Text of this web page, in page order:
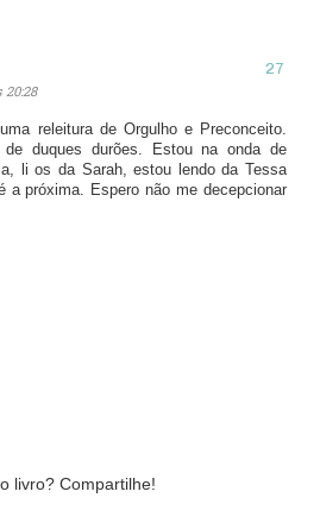
20:28
releitura de Orgulho e Preconceito.
duques durões. Estou na onda de
li os da Sarah, estou lendo da Tessa
a próxima. Espero não me decepcionar
livro? Compartilhe!